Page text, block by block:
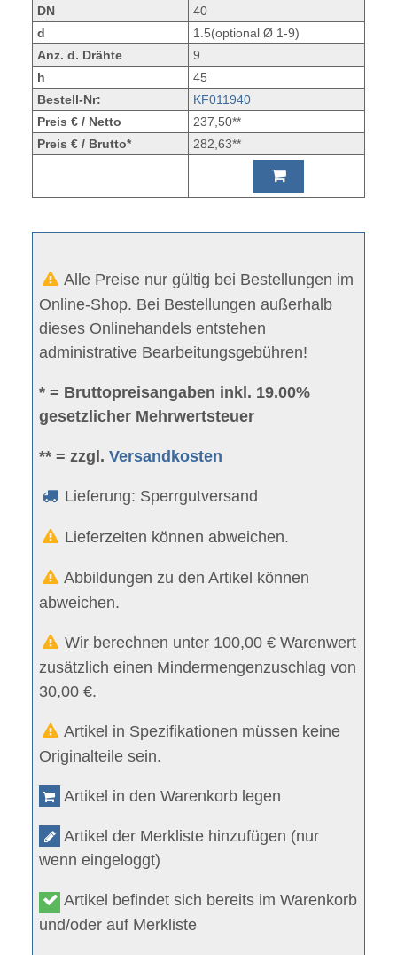
DN
40
d
1.5(optional Ø 1-9)
Anz. d. Drähte
9
h
45
Bestell-Nr:
KF011940
Preis € / Netto
237,50**
Preis € / Brutto*
282,63**
Alle Preise nur gültig bei Bestellungen im
Online-Shop. Bei Bestellungen außerhalb
dieses Onlinehandels entstehen
administrative Bearbeitungsgebühren!
* = Bruttopreisangaben inkl. 19.00%
gesetzlicher Mehrwertsteuer
** = zzgl.Versandkosten
Lieferung: Sperrgutversand
Lieferzeiten können abweichen.
Abbildungen zu den Artikel können
abweichen.
Wir berechnen unter 100,00 € Warenwert
zusätzlich einen Mindermengenzuschlag von
30,00 €.
Artikel in Spezifikationen müssen keine
Originalteile sein.
Artikel in den Warenkorb legen
Artikel der Merkliste hinzufügen (nur
wenn eingeloggt)
Artikel befindet sich bereits im Warenkorb
und/oder auf Merkliste